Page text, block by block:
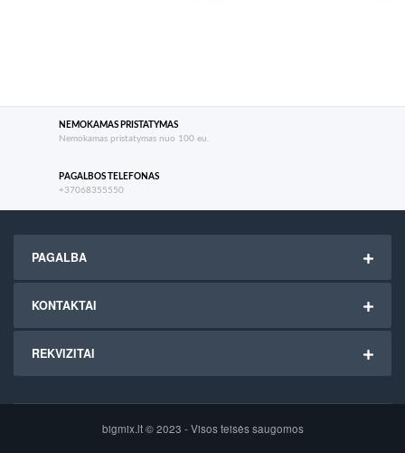
NEMOKAMAS PRISTATYMAS
Nemokamas pristatymas nuo 100 eu.
PAGALBOS TELEFONAS
+37068355550
PAGALBA
KONTAKTAI
REKVIZITAI
bigmix.lt © 2023 - Visos teisės saugomos